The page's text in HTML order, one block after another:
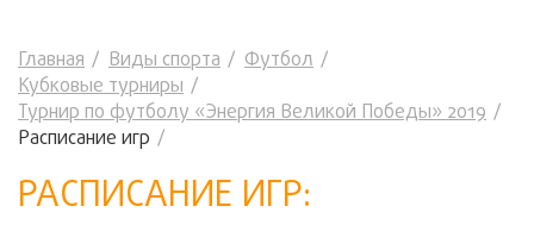
Главная Виды спорта
Футбол
Кубковые турниры
Турнир по футболу «Энергия Великой Победы» 2019
Расписание игр
РАСПИСАНИЕ ИГР: